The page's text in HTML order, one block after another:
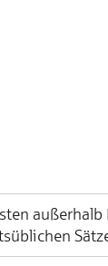
außerhalb